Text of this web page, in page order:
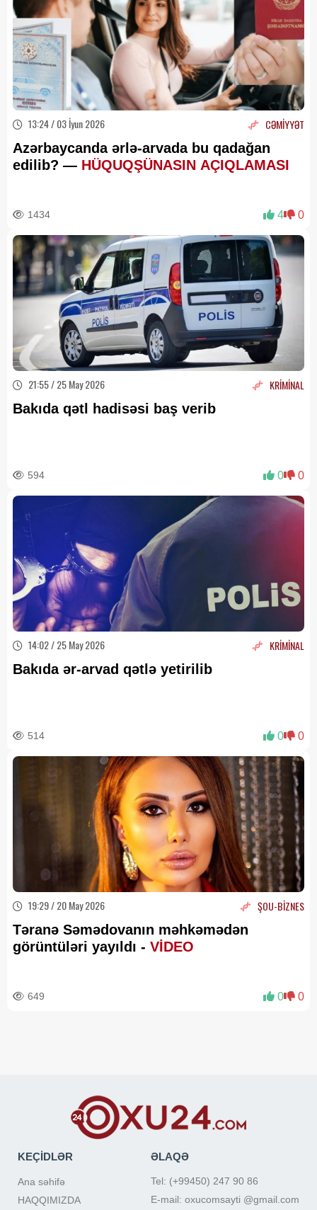
13:24 / 03 İyun 2026 CƏMİYYƏT
Azərbaycanda ərlə-arvada bu qadağan
edilib? — HÜQUQŞÜNASIN AÇIQLAMASI
1434 4 0
21:55 / 25 May 2026 KRİMİNAL
Bakıda qətl hadisəsi baş verib
594 0 0
14:02 / 25 May 2026 KRİMİNAL
Bakıda ər-arvad qətlə yetirilib
514 0 0
19:29 / 20 May 2026 ŞOU-BİZNES
Təranə Səmədovanın məhkəmədən
görüntüləri yayıldı - VİDEO
649 0 0
KEÇİDLƏR
Ana səhifə
HAQQIMIZDA
ƏLAQƏ
Tel: (+99450) 247 90 86
E-mail: oxucomsayti @gmail.com